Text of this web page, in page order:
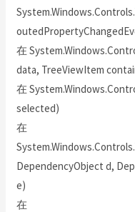
在
data, TreeViewItem
在
selected)
在
DependencyObject d,
e)
在